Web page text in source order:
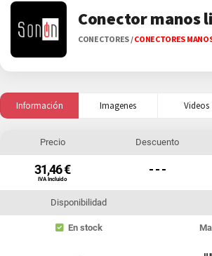
Conector manos
CONECTORES/CONECTORES
Información Imagenes Videos
Precio
31,46 €
IVA Incluido
Descuento
- - -
Disponibilidad
En stock